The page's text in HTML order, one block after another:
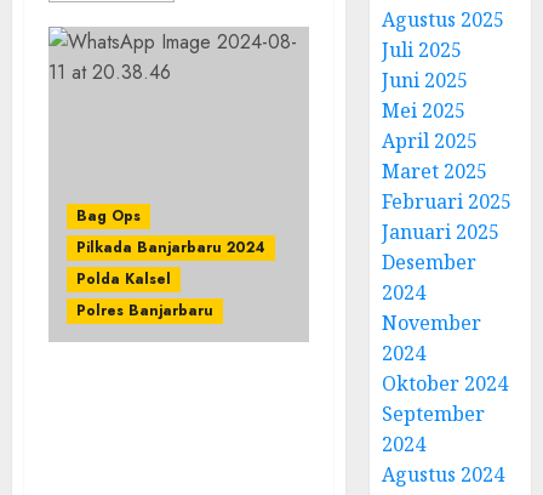
Bag Ops
Pilkada Banjarbaru 2024
Polda Kalsel
Polres Banjarbaru
Agustus 2025
Juli 2025
Juni 2025
Mei 2025
April 2025
Maret 2025
Februari 2025
Januari 2025
Desember
2024
November
2024
Oktober 2024
September
2024
Agustus 2024